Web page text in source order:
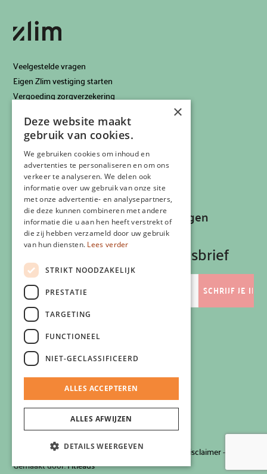
Veelgestelde vragen
Eigen Zlim vestiging starten
Vergoeding zorgverzekering
Privacyverklaring
Cookiebeleid
Klachtenregeling
Algemene voorwaarden
Contactgegevens
Recepten, inspiratie en aanbiedingen
ontvangen?
Schrijf je in op onze nieuwsbrief
mailadres
Volg ons
© 2026 Zlim Privacyverklaring-Cookiebeleid Disclaimer-
Gemaakt door:Fitleads
×
Deze website maakt
gebruik van cookies.
We gebruiken cookies om inhoud en
advertenties te personaliseren en om ons
verkeer te analyseren. We delen ook
informatie over uw gebruik van onze site
met onze advertentie- en analysepartners,
die deze kunnen combineren met andere
informatie die u aan hen heeft verstrekt of
die zij hebben verzameld door uw gebruik
van hun diensten. Lees verder
STRIKT NOODZAKELIJK
PRESTATIE
TARGETING
FUNCTIONEEL
NIET-GECLASSIFICEERD
ALLES ACCEPTEREN
ALLES AFWIJZEN
DETAILS WEERGEVEN